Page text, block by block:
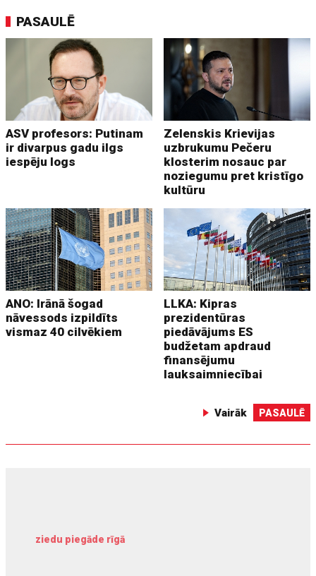
PASAULĒ
ASV profesors: Putinam
ir divarpus gadu ilgs
iespēju logs
Zelenskis Krievijas
uzbrukumu Pečeru
klosterim nosauc par
noziegumu pret kristīgo
kultūru
ANO: Irānā šogad
nāvessods izpildīts
vismaz 40 cilvēkiem
LLKA: Kipras
prezidentūras
piedāvājums ES
budžetam apdraud
finansējumu
lauksaimniecībai
Vairāk PASAULĒ
ziedu piegāde rīgā